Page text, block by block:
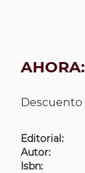
AHORA:
Descuento
Editorial:
Autor:
Isbn: